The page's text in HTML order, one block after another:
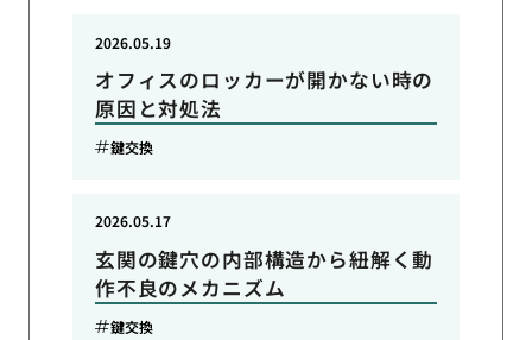
オフィスのロッカーが開かない時の
原因と対処法
2026.05.19
鍵交換
玄関の鍵穴の内部構造から紐解く動
作不良のメカニズム
2026.05.17
鍵交換